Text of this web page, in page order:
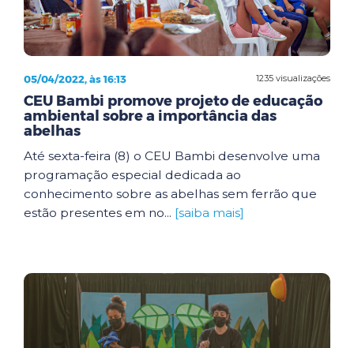
1235 visualizações
05/04/2022, às 16:13
CEU Bambi promove projeto de educação
ambiental sobre a importância das
abelhas
Até sexta-feira (8) o CEU Bambi desenvolve uma
programação especial dedicada ao
conhecimento sobre as abelhas sem ferrão que
estão presentes em no... [saiba mais]